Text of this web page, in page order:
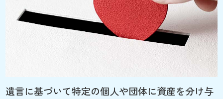
遺言に基づいて特定の個人や団体に資産を分け与